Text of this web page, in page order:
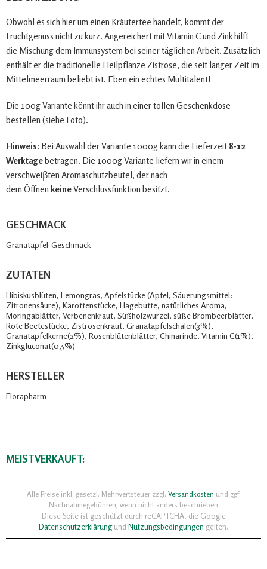
Obwohl es sich hier um einen Kräutertee handelt, kommt der
Fruchtgenuss nicht zu kurz. Angereichert mit Vitamin C und Zink hilft
die Mischung dem Immunsystem bei seiner täglichen Arbeit. Zusätzlich
enthält er die traditionelle Heilpflanze Zistrose, die seit langer Zeit im
Mittelmeerraum beliebt ist. Eben ein echtes Multitalent!
Die 100g Variante könnt ihr auch in einer tollen Geschenkdose
bestellen (siehe Foto).
Hinweis: Bei Auswahl der Variante 1000g kann die Lieferzeit 8-12
Werktagebetragen. Die 1000g Variante liefern wir in einem
verschweiβten Aromaschutzbeutel, der nach
dem Öffnen keineVerschlussfunktion besitzt.
GESCHMACK
Granatapfel-Geschmack
ZUTATEN
Hibiskusblüten, Lemongras, Apfelstücke (Apfel, Säuerungsmittel:
Zitronensäure), Karottenstücke, Hagebutte, natürliches Aroma,
Moringablätter, Verbenenkraut, Süßholzwurzel, süße Brombeerblätter,
Rote Beetestücke, Zistrosenkraut, Granatapfelschalen(3%),
Granatapfelkerne(2%), Rosenblütenblätter, Chinarinde, Vitamin C(1%),
Zinkgluconat(0,5%)
HERSTELLER
Florapharm
MEISTVERKAUFT:
Alle Preise inkl. gesetzl. Mehrwertsteuer zzgl. Versandkosten und ggf.
Nachnahmegebühren, wenn nicht anders beschrieben
Diese Seite ist geschützt durch reCAPTCHA, die Google
Datenschutzerklärungund Nutzungsbedingungen gelten.